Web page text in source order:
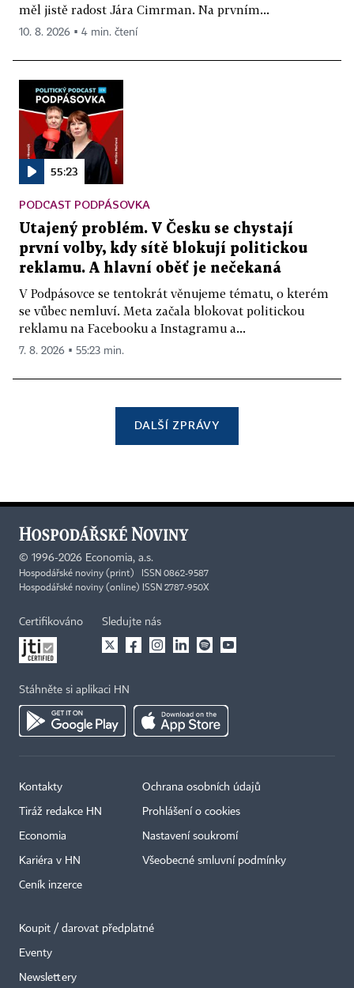
měl jistě radost Jára Cimrman. Na prvním...
10. 8. 2026 ▪ 4 min. čtení
55:23
PODCAST PODPÁSOVKA
Utajený problém. V Česku se chystají
první volby, kdy sítě blokují politickou
reklamu. A hlavní oběť je nečekaná
V Podpásovce se tentokrát věnujeme tématu, o kterém
se vůbec nemluví. Meta začala blokovat politickou
reklamu na Facebooku a Instagramu a...
7. 8. 2026 ▪ 55:23 min.
DALŠÍ ZPRÁVY
© 1996-2026 Economia, a.s.
Hospodářské noviny (print) ISSN 0862-9587
Hospodářské noviny (online) ISSN 2787-950X
Certifikováno Sledujte nás
Stáhněte si aplikaci HN
Kontakty
Tiráž redakce HN
Economia
Kariéra v HN
Ceník inzerce
Ochrana osobních údajů
Prohlášení o cookies
Nastavení soukromí
Všeobecné smluvní podmínky
Koupit / darovat předplatné
Eventy
Newslettery